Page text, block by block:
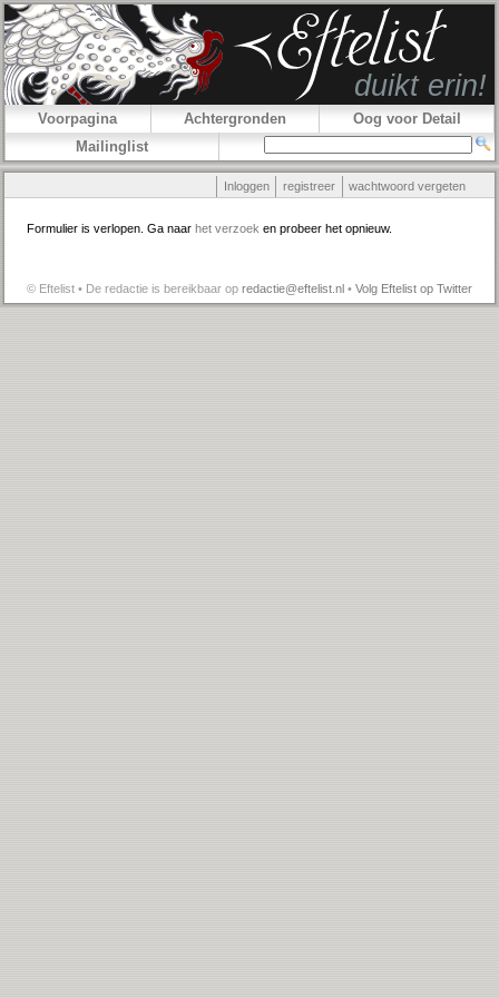
Voorpagina Achtergronden
Oog voor Detail
Mailinglist
Inloggen registreer wachtwoord vergeten
Formulier is verlopen. Ga naar het verzoek en probeer het opnieuw.
© Eftelist • De redactie is bereikbaar op redactie@eftelist.nl • Volg Eftelist op Twitter